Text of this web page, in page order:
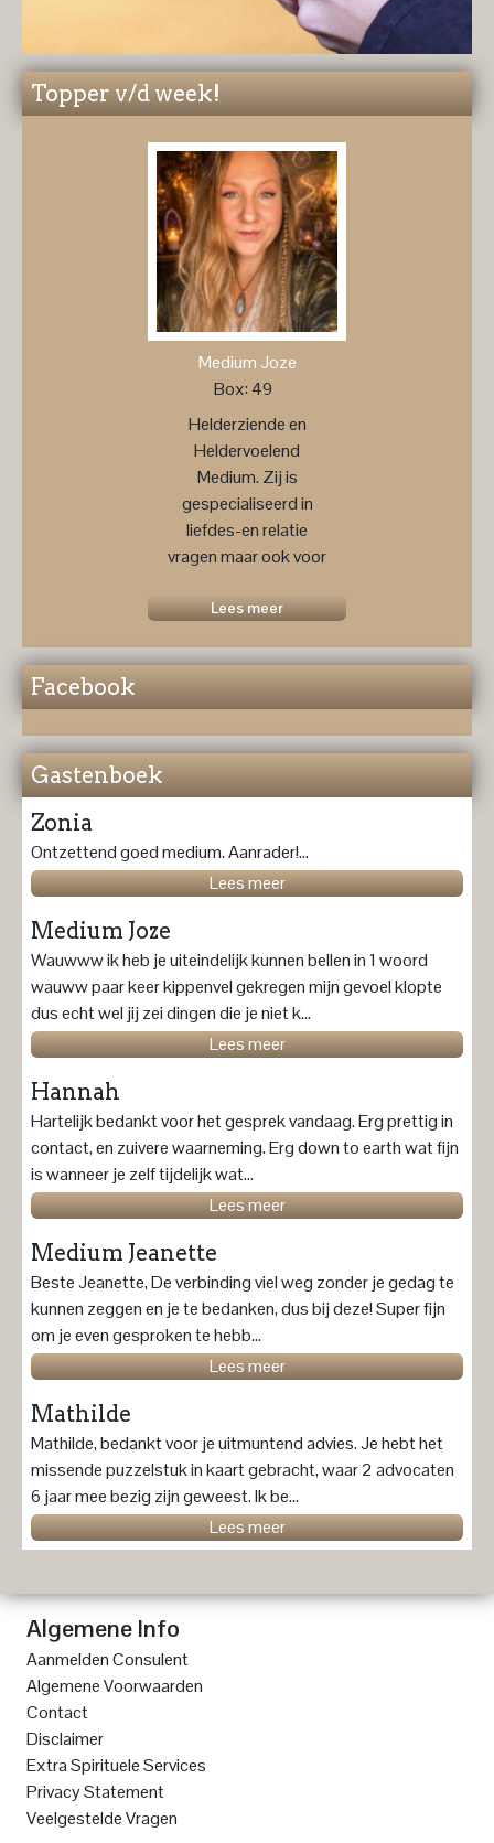
Topper v/d week!
Medium Joze
Box: 49
Helderziende en
Heldervoelend
Medium. Zij is
gespecialiseerd in
liefdes-en relatie
vragen maar ook voor
toekomstprognose ....
Lees meer
Facebook
Gastenboek
Zonia
Ontzettend goed medium. Aanrader!...
Lees meer
Medium Joze
Wauwww ik heb je uiteindelijk kunnen bellen in 1 woord
wauww paar keer kippenvel gekregen mijn gevoel klopte
dus echt wel jij zei dingen die je niet k...
Lees meer
Hannah
Hartelijk bedankt voor het gesprek vandaag. Erg prettig in
contact, en zuivere waarneming. Erg down to earth wat fijn
is wanneer je zelf tijdelijk wat...
Lees meer
Medium Jeanette
Beste Jeanette, De verbinding viel weg zonder je gedag te
kunnen zeggen en je te bedanken, dus bij deze! Super fijn
om je even gesproken te hebb...
Lees meer
Mathilde
Mathilde, bedankt voor je uitmuntend advies. Je hebt het
missende puzzelstuk in kaart gebracht, waar 2 advocaten
6 jaar mee bezig zijn geweest. Ik be...
Lees meer
Algemene Info
Aanmelden Consulent
Algemene Voorwaarden
Contact
Disclaimer
Extra Spirituele Services
Privacy Statement
Veelgestelde Vragen